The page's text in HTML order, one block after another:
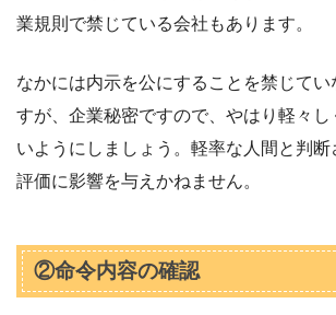
業規則で禁じている会社もあります。
なかには内示を公にすることを禁じてい
すが、企業秘密ですので、やはり軽々し
いようにしましょう。軽率な人間と判
評価に影響を与えかねません。
②命令内容の確認